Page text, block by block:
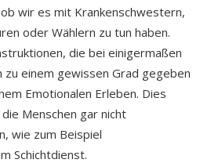
wir es mit Krankenschwestern,
oder Wählern zu tun haben.
die bei einigermaßen
zu einem gewissen Grad gegeben
Emotionalen Erleben. Dies
Menschen gar nicht
wie zum Beispiel
Schichtdienst.